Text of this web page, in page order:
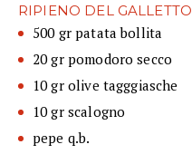
RIPIENO DEL GALLETTO
500 gr patata bollita
20 gr pomodoro secco
10 gr olive tagggiasche
10 gr scalogno
pepe q.b.